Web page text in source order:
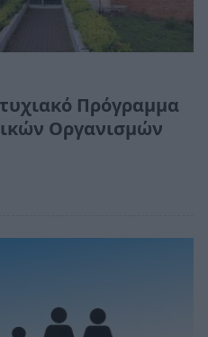
Πρόγραμμα
Οργανισμών